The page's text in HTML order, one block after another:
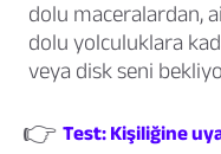
dolu maceralardan,
dolu yolculuklara
veya disk seni
👉 Test: Kişiliğine